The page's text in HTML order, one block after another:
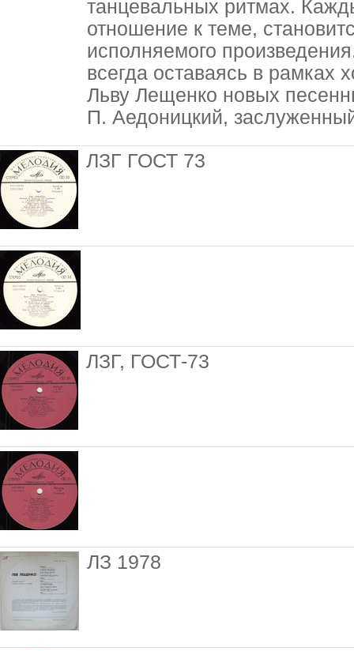
танцевальных ритмах.
отношение к теме,
исполняемого
всегда оставаясь в рамках
Льву Лещенко новых
П. Аедоницкий,
ЛЗГ ГОСТ 73
ЛЗГ, ГОСТ-73
ЛЗ 1978